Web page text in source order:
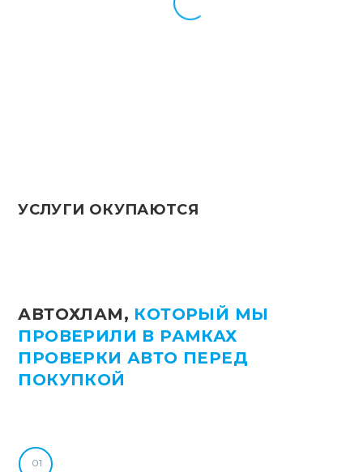
УСЛУГИ ОКУПАЮТСЯ
АВТОХЛАМ, КОТОРЫЙ МЫ
ПРОВЕРИЛИ В РАМКАХ
ПРОВЕРКИ АВТО ПЕРЕД
ПОКУПКОЙ